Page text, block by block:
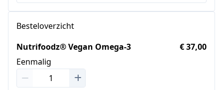
Besteloverzicht
Nutrifoodz® Vegan Omega-3
Eenmalig
€ 37,00